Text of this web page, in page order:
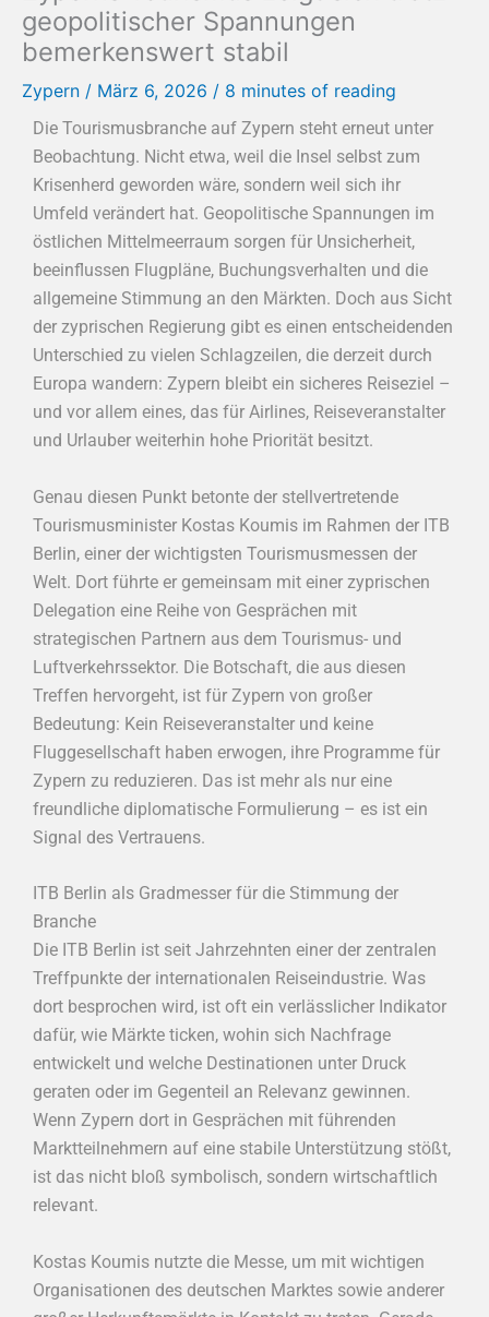
geopolitischer Spannungen
bemerkenswert stabil
Zypern / März 6, 2026 / 8 minutes of reading
Die Tourismusbranche auf Zypern steht erneut unter
Beobachtung. Nicht etwa, weil die Insel selbst zum
Krisenherd geworden wäre, sondern weil sich ihr
Umfeld verändert hat. Geopolitische Spannungen im
östlichen Mittelmeerraum sorgen für Unsicherheit,
beeinflussen Flugpläne, Buchungsverhalten und die
allgemeine Stimmung an den Märkten. Doch aus Sicht
der zyprischen Regierung gibt es einen entscheidenden
Unterschied zu vielen Schlagzeilen, die derzeit durch
Europa wandern: Zypern bleibt ein sicheres Reiseziel –
und vor allem eines, das für Airlines, Reiseveranstalter
und Urlauber weiterhin hohe Priorität besitzt.
Genau diesen Punkt betonte der stellvertretende
Tourismusminister Kostas Koumis im Rahmen der ITB
Berlin, einer der wichtigsten Tourismusmessen der
Welt. Dort führte er gemeinsam mit einer zyprischen
Delegation eine Reihe von Gesprächen mit
strategischen Partnern aus dem Tourismus- und
Luftverkehrssektor. Die Botschaft, die aus diesen
Treffen hervorgeht, ist für Zypern von großer
Bedeutung: Kein Reiseveranstalter und keine
Fluggesellschaft haben erwogen, ihre Programme für
Zypern zu reduzieren. Das ist mehr als nur eine
freundliche diplomatische Formulierung – es ist ein
Signal des Vertrauens.
ITB Berlin als Gradmesser für die Stimmung der
Branche
Die ITB Berlin ist seit Jahrzehnten einer der zentralen
Treffpunkte der internationalen Reiseindustrie. Was
dort besprochen wird, ist oft ein verlässlicher Indikator
dafür, wie Märkte ticken, wohin sich Nachfrage
entwickelt und welche Destinationen unter Druck
geraten oder im Gegenteil an Relevanz gewinnen.
Wenn Zypern dort in Gesprächen mit führenden
Marktteilnehmern auf eine stabile Unterstützung stößt,
ist das nicht bloß symbolisch, sondern wirtschaftlich
relevant.
Kostas Koumis nutzte die Messe, um mit wichtigen
Organisationen des deutschen Marktes sowie anderer